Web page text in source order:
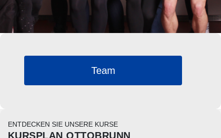
Team
ENTDECKEN SIE UNSERE KURSE
KURSPLAN OTTOBRUNN